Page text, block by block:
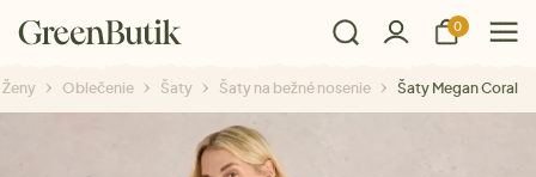
0
Ženy Oblečenie Šaty Šaty na bežné nosenie Šaty Megan Coral